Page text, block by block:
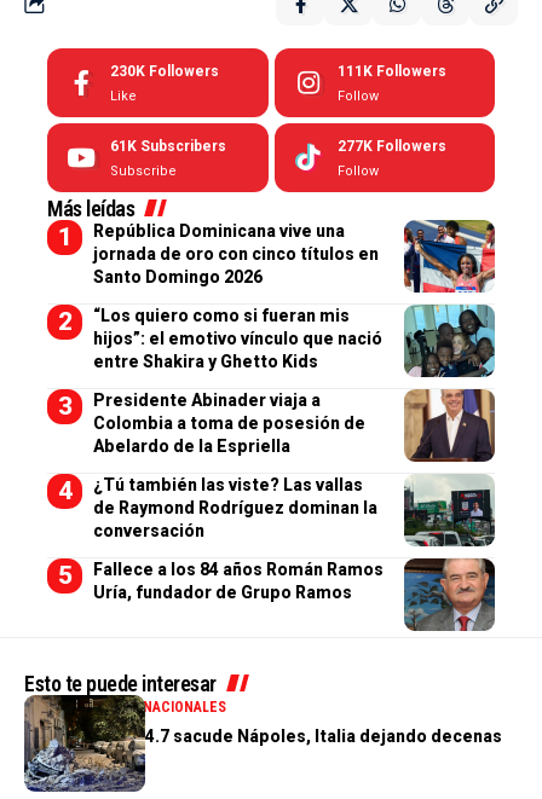
230K Followers
Like
111K Followers
Follow
61K Subscribers
Subscribe
277K Followers
Follow
Más leídas
República Dominicana vive una
jornada de oro con cinco títulos en
Santo Domingo 2026
“Los quiero como si fueran mis
hijos”: el emotivo vínculo que nació
entre Shakira y Ghetto Kids
Presidente Abinader viaja a
Colombia a toma de posesión de
Abelardo de la Espriella
¿Tú también las viste? Las vallas
de Raymond Rodríguez dominan la
conversación
Fallece a los 84 años Román Ramos
Uría, fundador de Grupo Ramos
Esto te puede interesar
GENERALESINTERNACIONALES
Terremoto de 4.7 sacude Nápoles, Italia dejando decenas
de heridos